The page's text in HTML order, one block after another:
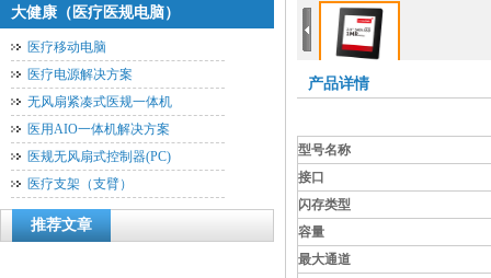
大健康（医疗医规电脑）
医疗移动电脑
医疗电源解决方案
无风扇紧凑式医规一体机
医用AIO一体机解决方案
医规无风扇式控制器(PC)
医疗支架（支臂）
推荐文章
产品详情
型号名称
接口
闪存类型
容量
最大通道